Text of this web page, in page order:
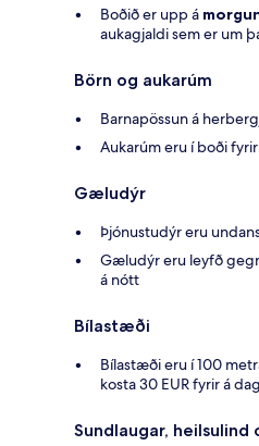
Boðið er upp á
aukagjaldi sem er um
Börn og aukarúm
Barnapössun á
Aukarúm eru í boði
Gæludýr
Þjónustudýr eru
Gæludýr eru leyfð
á nótt
Bílastæði
Bílastæði eru í 100
kosta 30 EUR fyrir á
Sundlaugar,